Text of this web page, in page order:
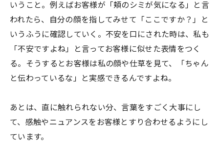
いうこと。例えばお客様が「頬のシミが気になる」と言
われたら、自分の顔を指してみせて「ここですか？」と
いうふうに確認していく。不安を口にされた時は、私も
「不安ですよね」と言ってお客様に似せた表情をつく
る。そうするとお客様は私の顔や仕草を見て、「ちゃん
と伝わっているな」と実感できるんですよね。
あとは、直に触れられない分、言葉をすごく大事にし
て、感触やニュアンスをお客様とすり合わせるようにし
ています。